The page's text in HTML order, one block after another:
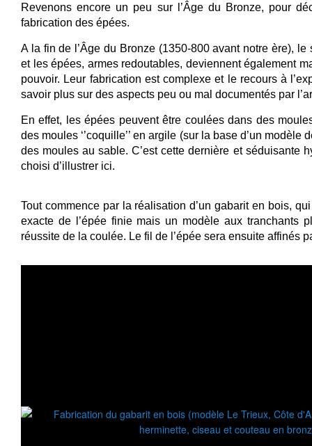
Revenons encore un peu sur l’Âge du Bronze, pour
fabrication des épées.
A la fin de l’Âge du Bronze (1350-800 avant notre ère), le
et les épées, armes redoutables, deviennent également
pouvoir. Leur fabrication est complexe et le recours à
savoir plus sur des aspects peu ou mal documentés par
En effet, les épées peuvent être coulées dans des
des moules ‘’coquille’’ en argile (sur la base d’un modèle
des moules au sable. C’est cette dernière et séduisante
choisi d’illustrer ici.
Tout commence par la réalisation d’un gabarit en bois,
exacte de l’épée finie mais un modèle aux tranchants
réussite de la coulée. Le fil de l’épée sera ensuite affinés